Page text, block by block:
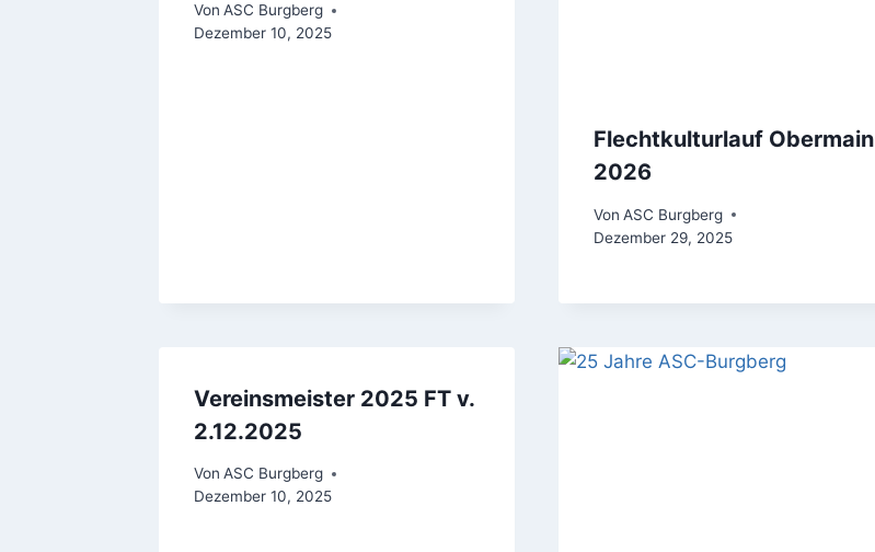
Von ASC Burgberg
Dezember 10, 2025
Flechtkulturlauf Obermain
2026
Von ASC Burgberg
Dezember 29, 2025
Vereinsmeister 2025 FT v.
2.12.2025
Von ASC Burgberg
Dezember 10, 2025